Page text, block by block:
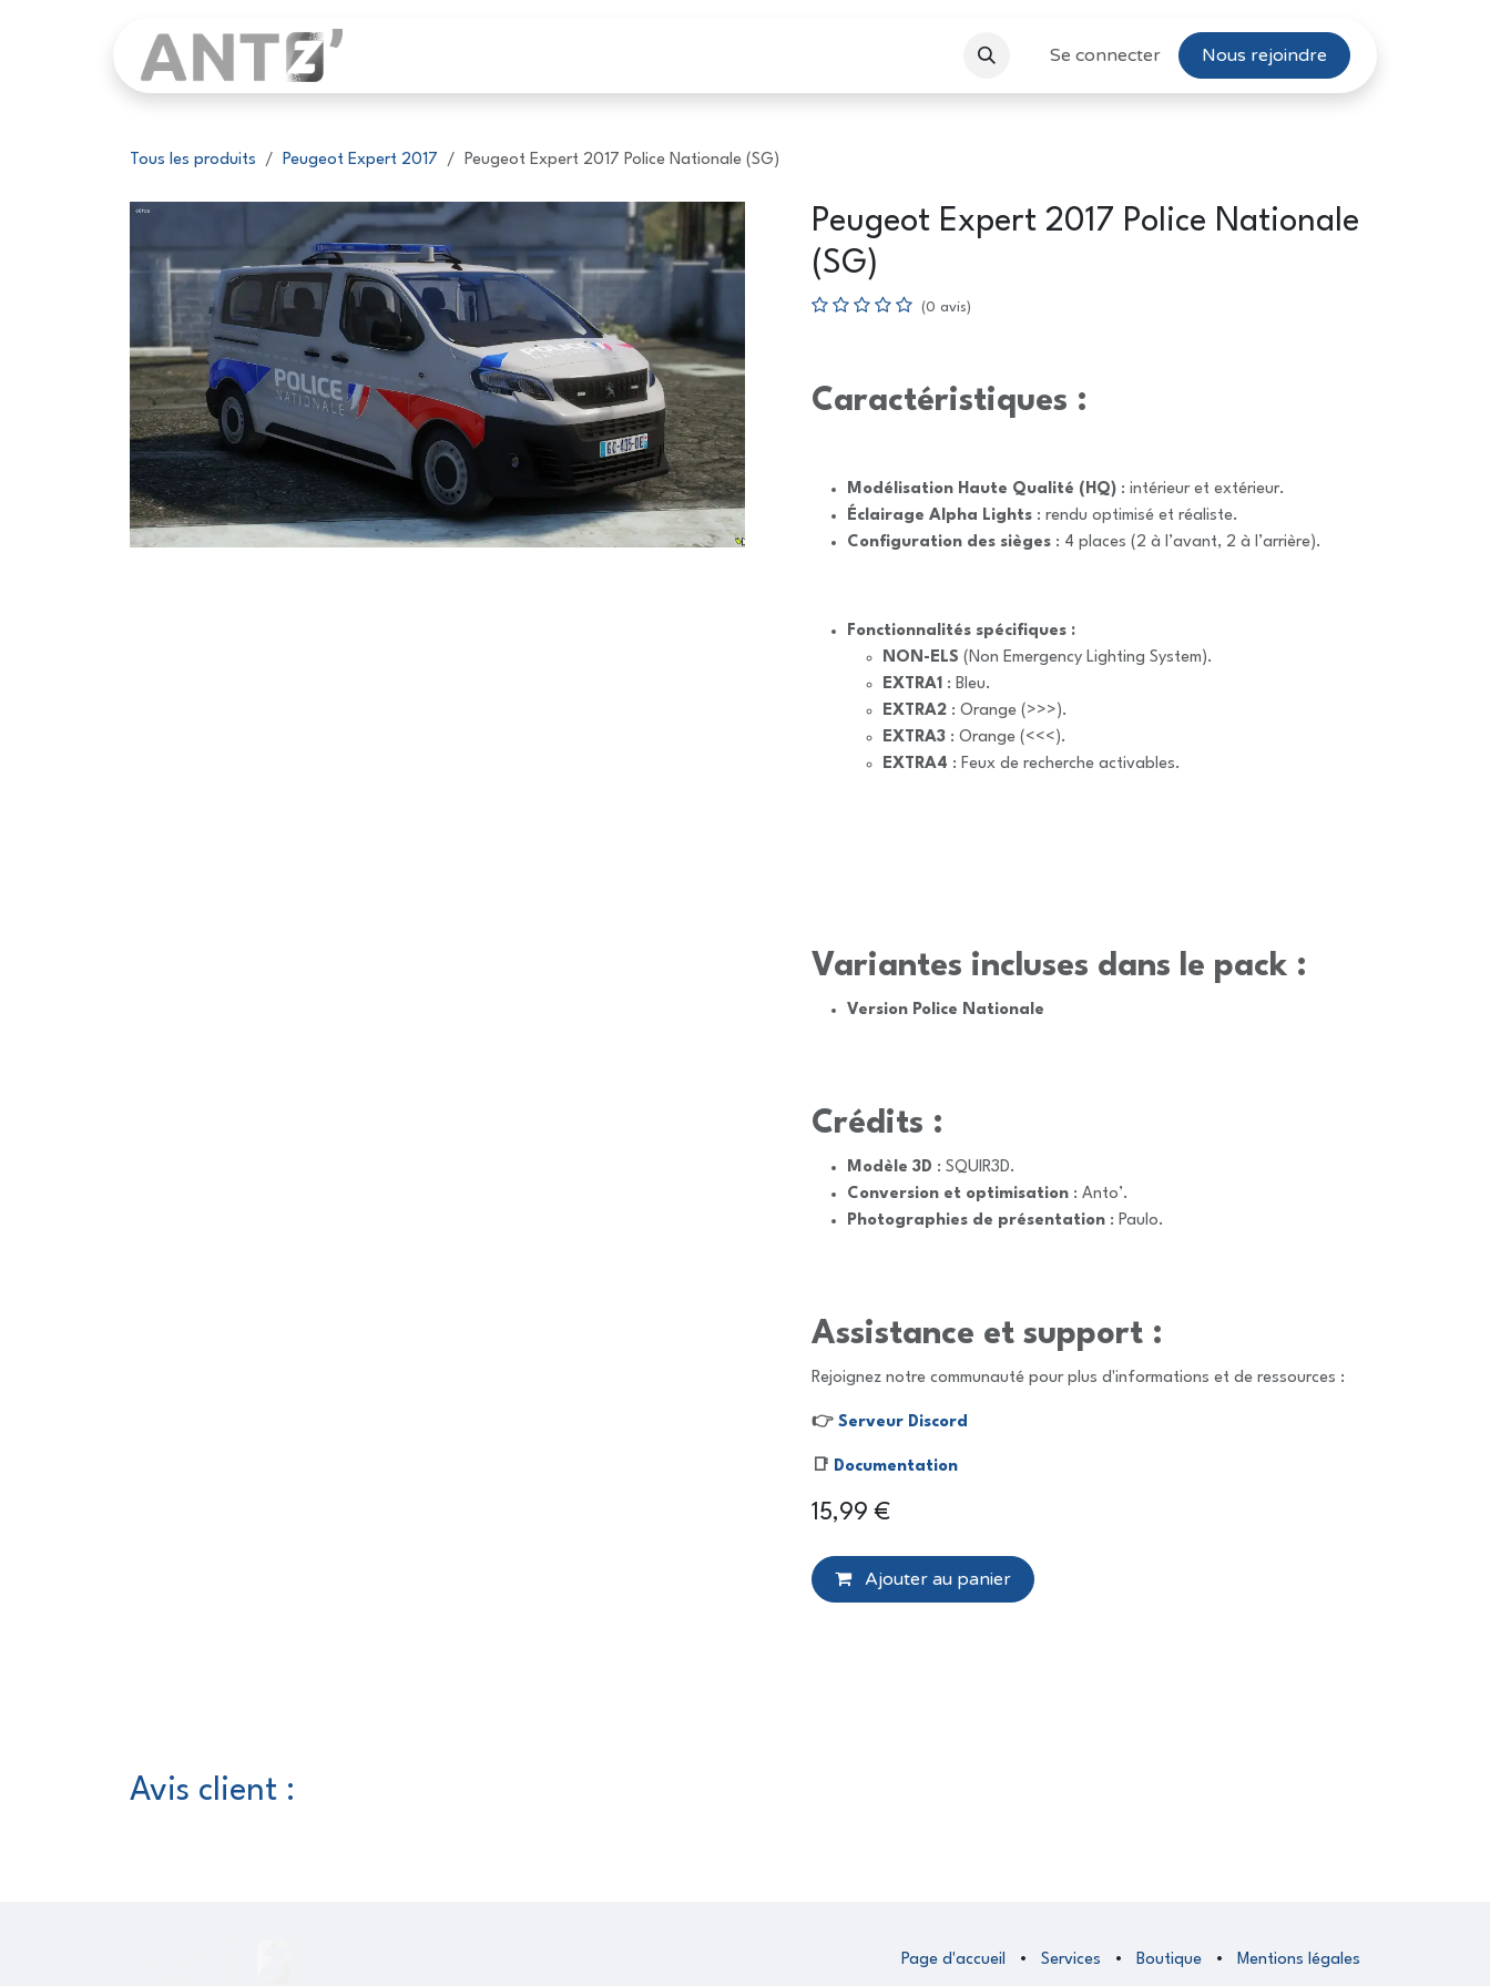
Se connecter Nous rejoindre
Tous les produits Peugeot Expert 2017 Peugeot Expert 2017 Police Nationale (SG)
Peugeot Expert 2017 Police Nationale
(SG)
(0 avis)
Caractéristiques :
Modélisation Haute Qualité (HQ) : intérieur et extérieur.
Éclairage Alpha Lights : rendu optimisé et réaliste.
Configuration des sièges : 4 places (2 à l’avant, 2 à l’arrière).
Fonctionnalités spécifiques :
NON-ELS (Non Emergency Lighting System).
EXTRA1 : Bleu.
EXTRA2 : Orange (>>>).
EXTRA3 : Orange (<<<).
EXTRA4 : Feux de recherche activables.
Variantes incluses dans le pack :
Version Police Nationale
Crédits :
Modèle 3D : SQUIR3D.
Conversion et optimisation : Anto’.
Photographies de présentation : Paulo.
Assistance et support :
Rejoignez notre communauté pour plus d'informations et de ressources :
👉 Serveur Discord
📑 Documentation
15,99 €
Ajouter au panier
Avis client :
Page d'accueil • Services • Boutique • Mentions légales